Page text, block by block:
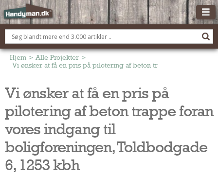
OM HANDYMAN.DK
FÅ 3 TILBUD
BOLIG KØBERÅDGIVNING
TØMRER/SNEDKER
Montage Og Nybyg
Reparation Og Vedligehold
Alt Om Køkkenet
Om Materialer
Hjem > Alle Projekter >
Vi ønsker at få en pris på pilotering af beton trappe foran vores
Vi ønsker at få en pris på
pilotering af beton trappe foran
vores indgang til
boligforeningen, Toldbodgade
6, 1253 kbh